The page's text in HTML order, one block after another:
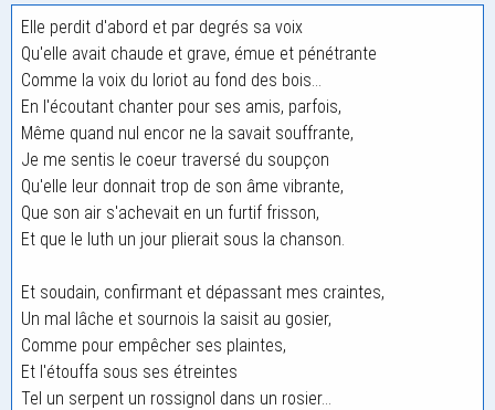
Elle perdit d'abord et par degrés sa voix
Qu'elle avait chaude et grave, émue et pénétrante
Comme la voix du loriot au fond des bois...
En l'écoutant chanter pour ses amis, parfois,
Même quand nul encor ne la savait souffrante,
Je me sentis le coeur traversé du soupçon
Qu'elle leur donnait trop de son âme vibrante,
Que son air s'achevait en un furtif frisson,
Et que le luth un jour plierait sous la chanson.
Et soudain, confirmant et dépassant mes craintes,
Un mal lâche et sournois la saisit au gosier,
Comme pour empêcher ses plaintes,
Et l'étouffa sous ses étreintes
Tel un serpent un rossignol dans un rosier...